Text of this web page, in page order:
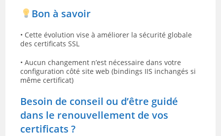
Bon à savoir
• Cette évolution vise à améliorer la sécurité globale
des certificats SSL
• Aucun changement n’est nécessaire dans votre
configuration côté site web (bindings IIS inchangés si
même certificat)
Besoin de conseil ou d’être guidé
dans le renouvellement de vos
certificats ?